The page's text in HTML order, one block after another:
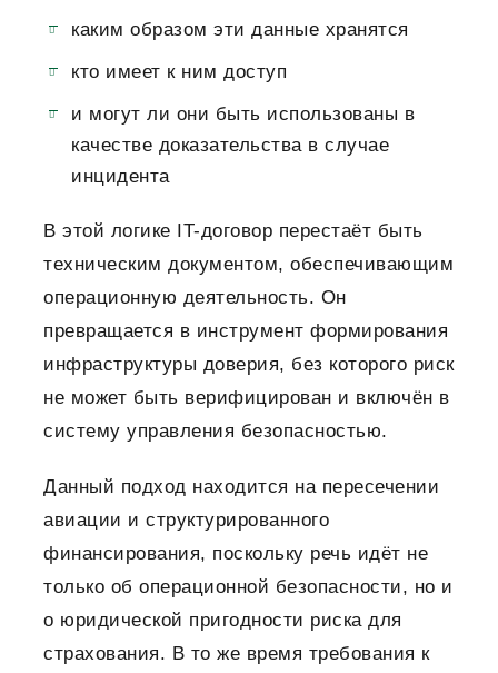
каким образом эти данные хранятся
кто имеет к ним доступ
и могут ли они быть использованы в
качестве доказательства в случае
инцидента
В этой логике IT-договор перестаёт быть
техническим документом, обеспечивающим
операционную деятельность. Он
превращается в инструмент формирования
инфраструктуры доверия, без которого риск
не может быть верифицирован и включён в
систему управления безопасностью.
Данный подход находится на пересечении
авиации и структурированного
финансирования, поскольку речь идёт не
только об операционной безопасности, но и
о юридической пригодности риска для
страхования. В то же время требования к